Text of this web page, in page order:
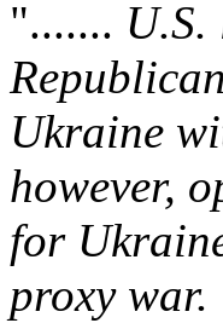
".......
Ukraine
however,
for
proxy war.